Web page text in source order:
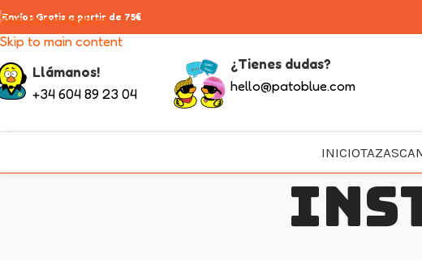
Skip to navigation
Skip to main content
Envíos Gratis a partir de 75€
Llámanos!
+34 604 89 23 04
¿Tienes dudas?
hello@patoblue.com
INICIOTAZAS